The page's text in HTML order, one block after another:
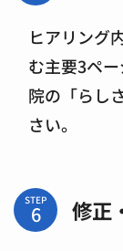
ヒアリング
む主要3ペ
院の「らし
さい。
STEP 修正